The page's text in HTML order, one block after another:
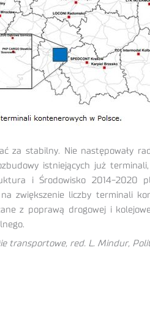
za stabilny. Nie następowały
istniejących już
i Środowisko 2014-2020
zwiększenie liczby terminali
z poprawą drogowej i
transportowe, red. L. Mindur,